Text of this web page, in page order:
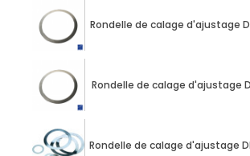
Rondelle de calage d'ajustage
Rondelle de calage d'ajustage
Rondelle de calage d'ajustage